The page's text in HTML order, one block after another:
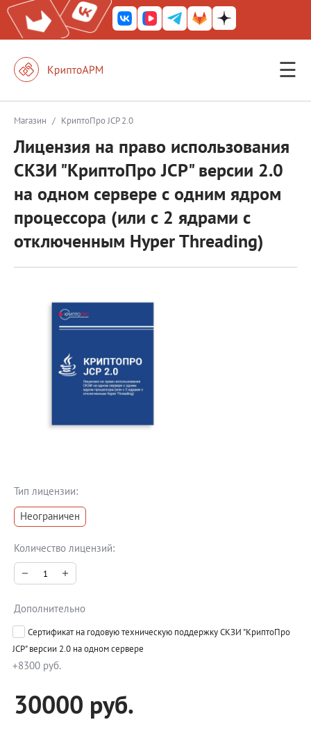
☰
КриптоАРМ Server
Железный почтовый ящик
КриптоАРМ Mobile
КриптоАРМ ID
КриптоАРМ Документы
Решения
Блог
Магазин / КриптоПро JCP 2.0
Лицензия на право использования
СКЗИ "КриптоПро JCP" версии 2.0
на одном сервере с одним ядром
процессора (или с 2 ядрами с
отключенным Hyper Threading)
Тип лицензии:
Неограничен
Количество лицензий:
Дополнительно
Сертификат на годовую техническую поддержку СКЗИ "КриптоПро
JCP" версии 2.0 на одном сервере
+8300 руб.
30000 руб.